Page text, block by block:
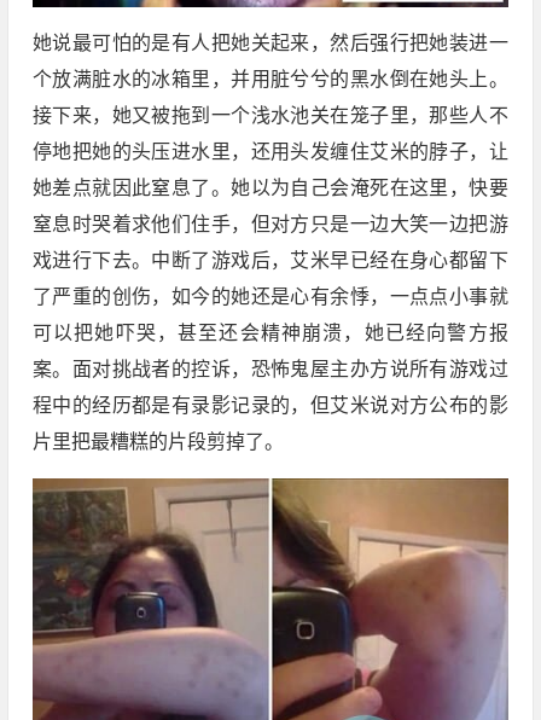
她说最可怕的是有人把她关起来，然后强行把她装进一
个放满脏水的冰箱里，并用脏兮兮的黑水倒在她头上。
接下来，她又被拖到一个浅水池关在笼子里，那些人不
停地把她的头压进水里，还用头发缠住艾米的脖子，让
她差点就因此窒息了。她以为自己会淹死在这里，快要
窒息时哭着求他们住手，但对方只是一边大笑一边把游
戏进行下去。中断了游戏后，艾米早已经在身心都留下
了严重的创伤，如今的她还是心有余悸，一点点小事就
可以把她吓哭，甚至还会精神崩溃，她已经向警方报
案。面对挑战者的控诉，恐怖鬼屋主办方说所有游戏过
程中的经历都是有录影记录的，但艾米说对方公布的影
片里把最糟糕的片段剪掉了。